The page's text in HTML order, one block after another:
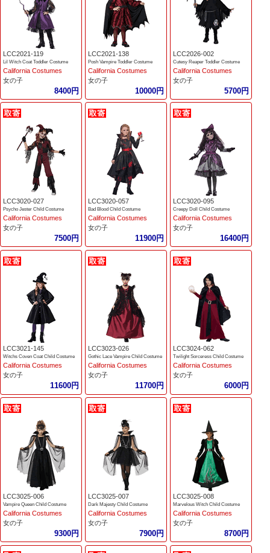
LCC2021-119
Lil Witch Coat Toddler Costume
California Costumes
女の子
8400円
LCC2021-138
Posh Vampire Toddler Costume
California Costumes
女の子
10000円
LCC2026-002
Cutesy Reaper Toddler Costume
California Costumes
女の子
5700円
LCC3020-027
Psycho Jester Child Costume
California Costumes
女の子
7500円
LCC3020-057
Bad Blood Child Costume
California Costumes
女の子
11900円
LCC3020-095
Creepy Doll Child Costume
California Costumes
女の子
16400円
LCC3021-145
Witchs Coven Coat Child Costume
California Costumes
女の子
11600円
LCC3023-026
Gothic Lace Vampire Child Costume
California Costumes
女の子
11700円
LCC3024-062
Twilight Sorceress Child Costume
California Costumes
女の子
6000円
LCC3025-006
Vampire Queen Child Costume
California Costumes
女の子
9300円
LCC3025-007
Dark Majesty Child Costume
California Costumes
女の子
7900円
LCC3025-008
Marvelous Witch Child Costume
California Costumes
女の子
8700円